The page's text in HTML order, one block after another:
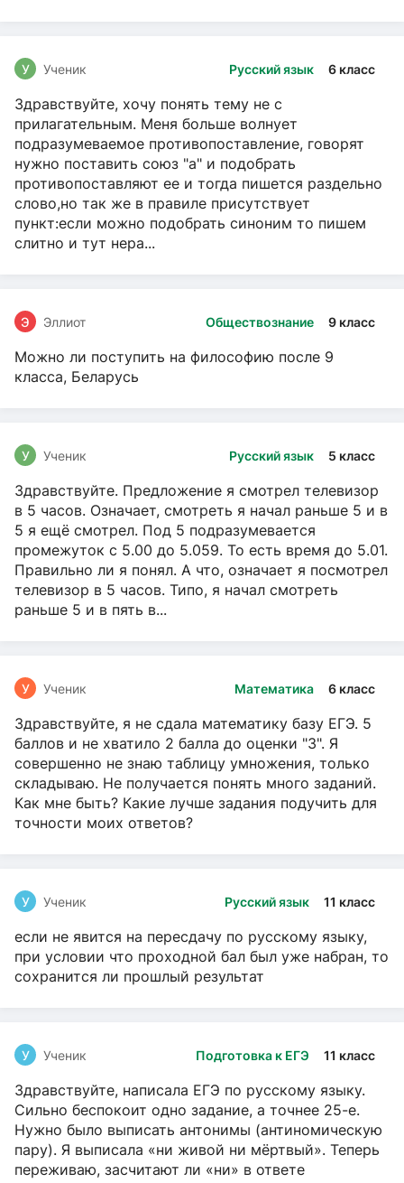
Русский язык 6 класс
У Ученик
Здравствуйте, хочу понять тему не с
прилагательным. Меня больше волнует
подразумеваемое противопоставление, говорят
нужно поставить союз "а" и подобрать
противопоставляют ее и тогда пишется раздельно
слово,но так же в правиле присутствует
пункт:если можно подобрать синоним то пишем
слитно и тут нера...
Обществознание 9 класс
Э Эллиот
Можно ли поступить на философию после 9
класса, Беларусь
Русский язык 5 класс
У Ученик
Здравствуйте. Предложение я смотрел телевизор
в 5 часов. Означает, смотреть я начал раньше 5 и в
5 я ещё смотрел. Под 5 подразумевается
промежуток с 5.00 до 5.059. То есть время до 5.01.
Правильно ли я понял. А что, означает я посмотрел
телевизор в 5 часов. Типо, я начал смотреть
раньше 5 и в пять в...
Математика 6 класс
У Ученик
Здравствуйте, я не сдала математику базу ЕГЭ. 5
баллов и не хватило 2 балла до оценки "3". Я
совершенно не знаю таблицу умножения, только
складываю. Не получается понять много заданий.
Как мне быть? Какие лучше задания подучить для
точности моих ответов?
Русский язык 11 класс
У Ученик
если не явится на пересдачу по русскому языку,
при условии что проходной бал был уже набран, то
сохранится ли прошлый результат
Подготовка к ЕГЭ 11 класс
У Ученик
Здравствуйте, написала ЕГЭ по русскому языку.
Сильно беспокоит одно задание, а точнее 25-е.
Нужно было выписать антонимы (антиномическую
пару). Я выписала «ни живой ни мёртвый». Теперь
переживаю, засчитают ли «ни» в ответе